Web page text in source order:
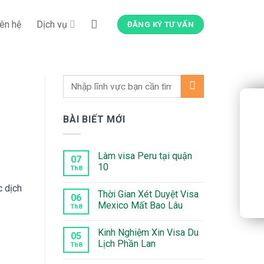
hệ Dịch vụ ĐĂNG KÝ TƯ VẤN
dịch
BÀI BIẾT MỚI
07
Th8
Làm visa Peru tại quận
10
bình
luận
ở
Peru
tại
quận
06
Th8
Thời Gian Xét Duyệt Visa
Mexico Mất Bao Lâu
bình
luận
ở
05
Th8
Kinh Nghiệm Xin Visa Du
Lịch Phần Lan